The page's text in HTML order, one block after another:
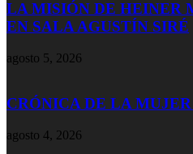
LA MISIÓN DE HEINER
EN SALA AGUSTÍN SIRÉ
agosto 5, 2026
CRÓNICA DE LA
agosto 4, 2026